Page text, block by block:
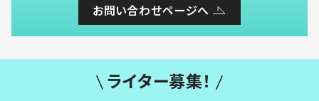
お問い合わせページへ
ライター募集！